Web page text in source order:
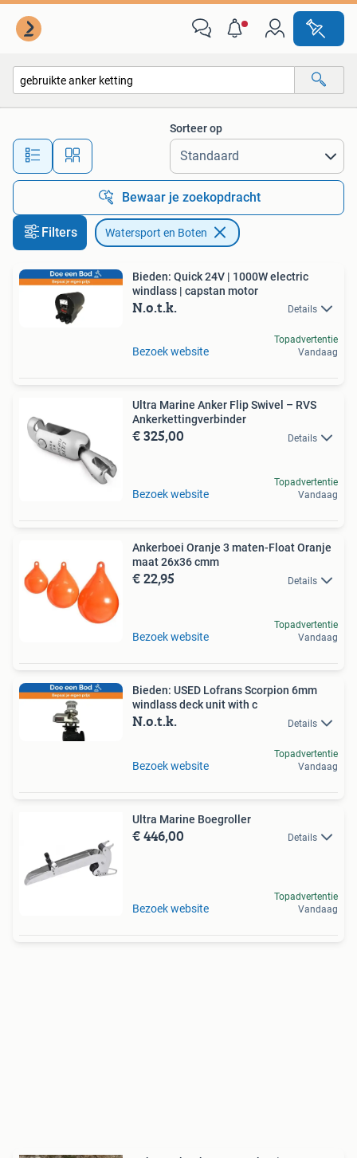
Alle afstanden…
Sorteer op
Bewaar je zoekopdracht
Filters Watersport en Boten
Bieden: Quick 24V | 1000W electric
windlass | capstan motor
N.o.t.k. Details
Bezoek website
Topadvertentie
Vandaag
Ultra Marine Anker Flip Swivel – RVS
Ankerkettingverbinder
€ 325,00 Details
Bezoek website
Topadvertentie
Vandaag
Ankerboei Oranje 3 maten-Float Oranje
maat 26x36 cmm
€ 22,95 Details
Bezoek website
Topadvertentie
Vandaag
Bieden: USED Lofrans Scorpion 6mm
windlass deck unit with c
N.o.t.k. Details
Bezoek website
Topadvertentie
Vandaag
Ultra Marine Boegroller
€ 446,00 Details
Bezoek website
Topadvertentie
Vandaag